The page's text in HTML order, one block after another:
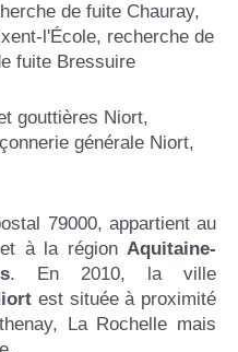
de fuite Chauray,
l'École, recherche de
fuite Bressuire
gouttières Niort,
générale Niort,
79000, appartient au
à la région Aquitaine-
. En 2010, la ville
est située à proximité
La Rochelle mais